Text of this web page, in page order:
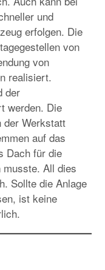
und
erfolgen. Die
von
von
realisiert.
der
werden. Die
der Werkstatt
auf das
Dach für die
musste. All dies
Sollte die Anlage
ist keine